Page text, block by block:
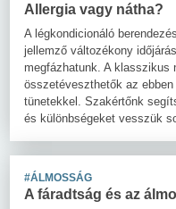
Allergia vagy nátha?
A légkondicionáló
jellemző változékony
megfázhatunk. A klasszikus
összetéveszthetők az
tünetekkel. Szakértőnk
és különbségeket vesszük
#ÁLMOSSÁG
A fáradtság és az